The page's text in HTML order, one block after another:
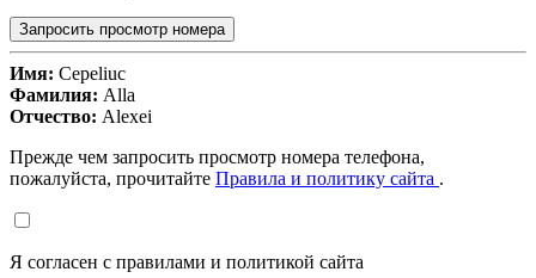
Запросить просмотр номера
Имя: Cepeliuc
Фамилия: Alla
Отчество: Alexei
Прежде чем запросить просмотр номера телефона,
пожалуйста, прочитайте Правила и политику сайта .
Я согласен с правилами и политикой сайта